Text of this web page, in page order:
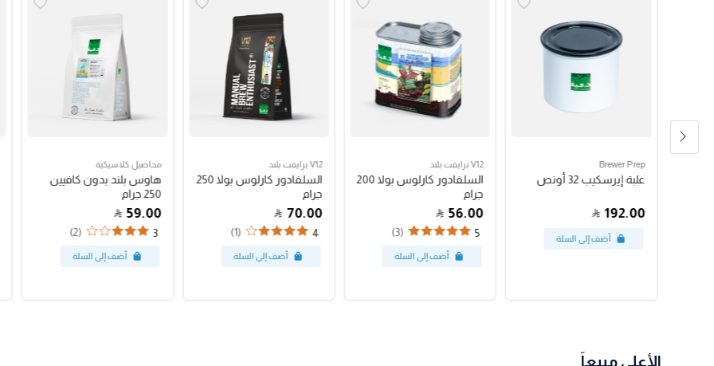
Brewer Prep
علبة إيرسكيب 32 أونص
192.00
V12 برايفت بلند
السلفادور كارلوس بولا 200
جرام
56.00
5
(3)
V12 برايفت بلند
السلفادور كارلوس بولا 250
جرام
70.00
4
(1)
محاصيل كلاسيكية
هاوس بلند بدون كافيين
250 جرام
59.00
3
(2)
الأعلى مبيعاً